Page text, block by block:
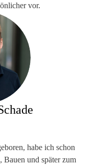
vor.
habe ich schon
und später zum